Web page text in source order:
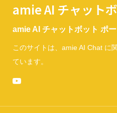
amie AI チャット
amie AI チャットボット ポ
このサイトは、amie AI Chat に
ています。